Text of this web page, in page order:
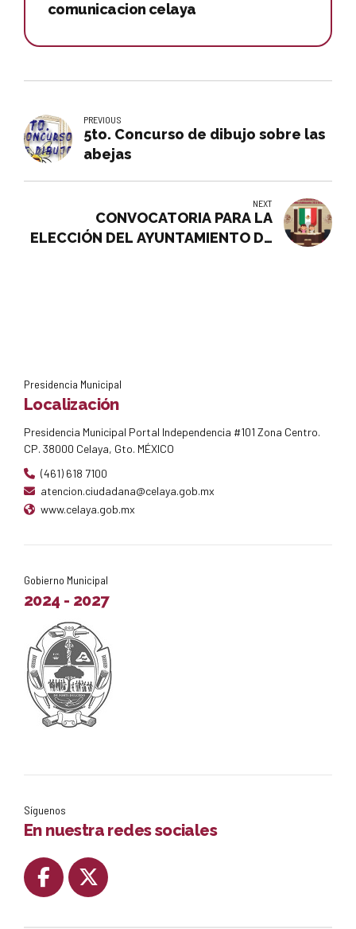
comunicacion celaya
PREVIOUS
5to. Concurso de dibujo sobre las
abejas
NEXT
CONVOCATORIA PARA LA
ELECCIÓN DEL AYUNTAMIENTO DE
Presidencia Municipal
Localización
Presidencia Municipal Portal Independencia #101 Zona Centro.
CP. 38000 Celaya, Gto. MÉXICO
(461) 618 7100
atencion.ciudadana@celaya.gob.mx
www.celaya.gob.mx
Gobierno Municipal
2024 - 2027
Síguenos
En nuestra redes sociales